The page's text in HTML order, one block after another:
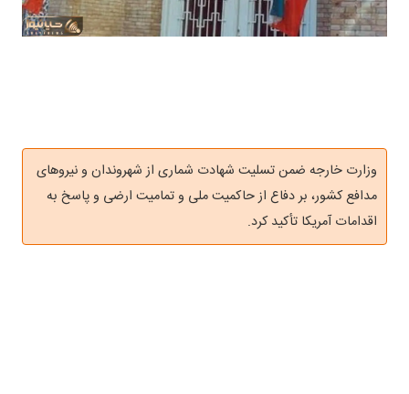
وزارت خارجه ضمن تسلیت شهادت شماری از شهروندان و نیروهای
مدافع کشور، بر دفاع از حاکمیت ملی و تمامیت ارضی و پاسخ به
اقدامات آمریکا تأکید کرد.